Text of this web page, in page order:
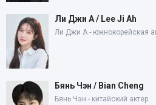
Ли Джи А / Lee Ji Ah
Ли Джи А - южнокорейская
Бянь Чэн / Bian Cheng
Бянь Чэн - китайский актер.